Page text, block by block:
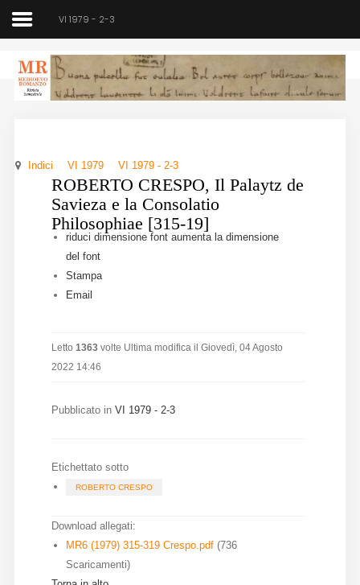
Medioevo Romanzo
Home
Chi siamo
Direzione
Indici
Norme
direzione@medioevoromanzo.it
VI 1979 - 2-3
Indici VI 1979 VI 1979 - 2-3
ROBERTO CRESPO, Il Palaytz de
Savieza e la Consolatio
Philosophiae [315-19]
riduci dimensione font aumenta la dimensione
del font
Stampa
Email
Letto 1363volte Ultima modifica il Giovedì, 04 Agosto
2022 14:46
Pubblicato in VI 1979 - 2-3
Etichettato sotto
ROBERTO CRESPO
Download allegati:
MR6 (1979) 315-319 Crespo.pdf (736
Scaricamenti)